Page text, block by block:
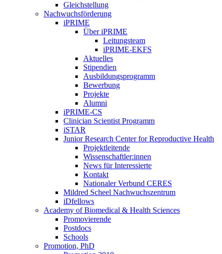
Gleichstellung
Nachwuchsförderung
iPRIME
Über iPRIME
Leitungsteam
iPRIME-EKFS
Aktuelles
Stipendien
Ausbildungsprogramm
Bewerbung
Projekte
Alumni
iPRIME-CS
Clinician Scientist Programm
iSTAR
Junior Research Center for Reproductive Health
Projektleitende
Wissenschaftler:innen
News für Interessierte
Kontakt
Nationaler Verbund CERES
Mildred Scheel Nachwuchszentrum
iDfellows
Academy of Biomedical & Health Sciences
Promovierende
Postdocs
Schools
Promotion, PhD